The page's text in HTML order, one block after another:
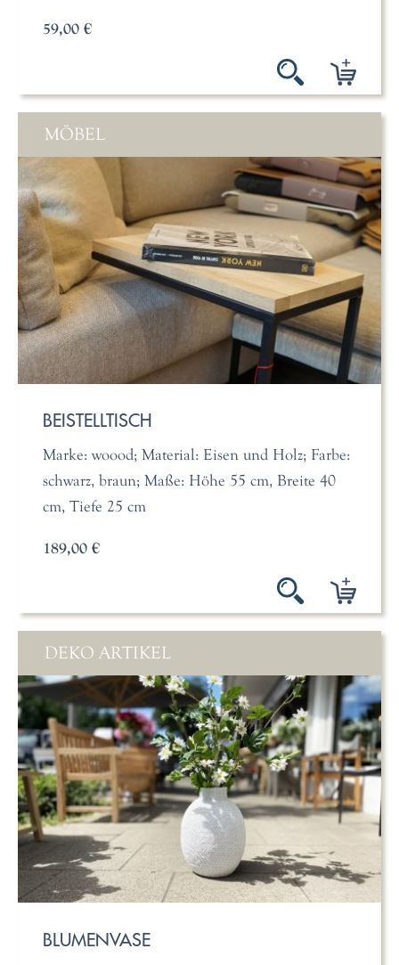
59,00 €
MÖBEL
BEISTELLTISCH
Marke: woood; Material: Eisen und Holz; Farbe:
schwarz, braun; Maße: Höhe 55 cm, Breite 40
cm, Tiefe 25 cm
189,00 €
DEKO ARTIKEL
BLUMENVASE